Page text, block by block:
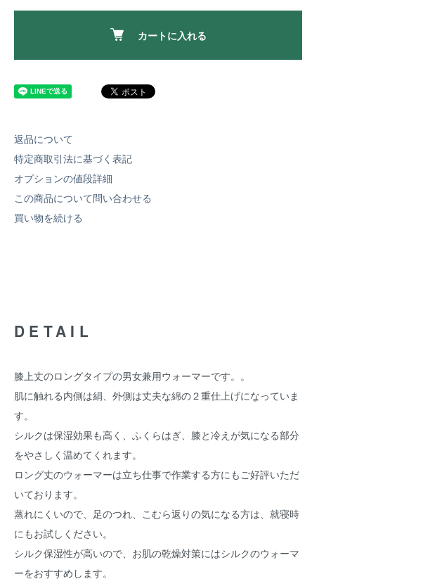
カートに入れる
返品について
特定商取引法に基づく表記
オプションの値段詳細
この商品について問い合わせる
買い物を続ける
DETAIL
膝上丈のロングタイプの男女兼用ウォーマーです。。
肌に触れる内側は絹、外側は丈夫な綿の２重仕上げになっていま
す。
シルクは保湿効果も高く、ふくらはぎ、膝と冷えが気になる部分
をやさしく温めてくれます。
ロング丈のウォーマーは立ち仕事で作業する方にもご好評いただ
いております。
蒸れにくいので、足のつれ、こむら返りの気になる方は、就寝時
にもお試しください。
シルク保湿性が高いので、お肌の乾燥対策にはシルクのウォーマ
ーをおすすめします。